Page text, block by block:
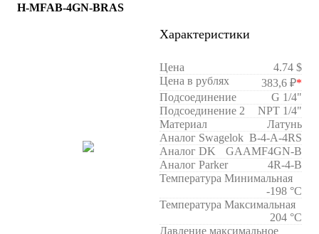
H-MFAB-4GN-BRAS
Характеристики
Цена
4.74 $
Цена в рублях
383,6 ₽*
Подсоединение
G 1/4"
Подсоединение 2
NPT 1/4"
Материал
Латунь
Аналог Swagelok B-4-A-4RS
Аналог DK
GAAMF4GN-B
Аналог Parker
4R-4-B
Температура Минимальная
-198 °C
Температура Максимальная
204 °C
Давление максимальное